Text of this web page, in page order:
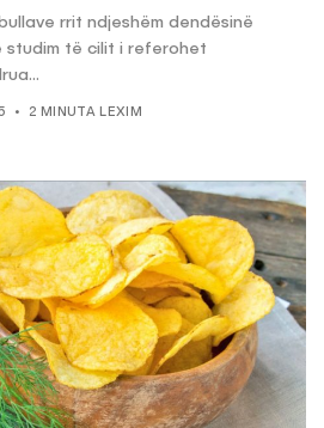
rrit ndjeshëm dendësinë
studim të cilit i referohet
2 MINUTA LEXIM